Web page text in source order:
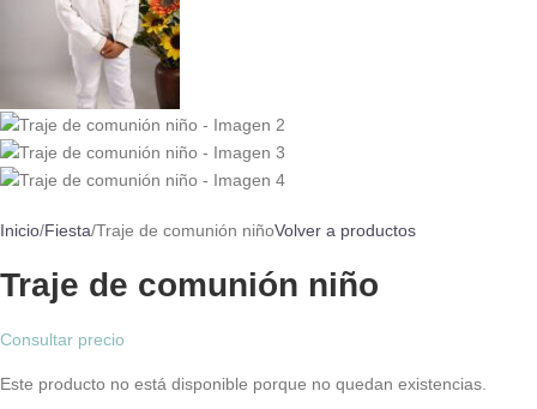
Inicio Fiesta Traje de comunión niñoVolver a productos
Traje de comunión niño
Consultar precio
Este producto no está disponible porque no quedan existencias.